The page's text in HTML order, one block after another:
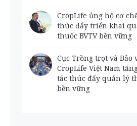
CropLife ủng hộ cơ
thúc đẩy triển khai
thuốc BVTV bền vững
Cục Trồng trọt và Bảo
CropLife Việt Nam
tác thúc đẩy quản lý
bền vững